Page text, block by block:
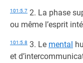
101:5.7 2. La phase
ou même l’esprit
101:5.8 3. Le mental
et